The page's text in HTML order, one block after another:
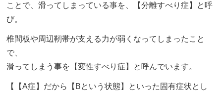
ことで、滑ってしまっている事を、【分離すべり症】と呼
び。
椎間板や周辺靭帯が支える力が弱くなってしまったこと
で、
滑ってしまう事を【変性すべり症】と呼んでいます。
【【A症】だから【Bという状態】といった固有症状とし